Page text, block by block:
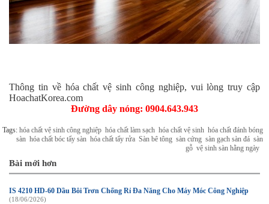
Thông tin về hóa chất vệ sinh công nghiệp, vui lòng truy cập
HoachatKorea.com
Đường dây nóng: 0904.643.943
Tags: hóa chất vệ sinh công nghiệp hóa chất làm sạch hóa chất vệ sinh hóa chất đánh bóng
sàn hóa chất bóc tẩy sàn hóa chất tẩy rửa Sàn bê tông sàn cứng sàn gạch sàn đá sàn
gỗ vệ sinh sàn hằng ngày
Bài mới hơn
IS 4210 HD-60 Dầu Bôi Trơn Chống Rỉ Đa Năng Cho Máy Móc Công Nghiệp
(18/06/2026)